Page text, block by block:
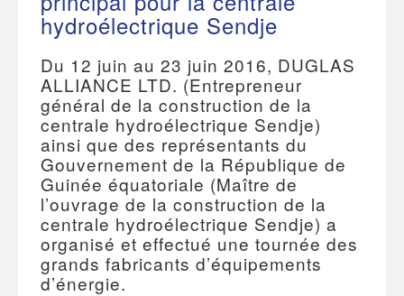
hydroélectrique Sendje
Du 12 juin au 23 juin 2016, DUGLAS
ALLIANCE LTD. (Entrepreneur
général de la construction de la
centrale hydroélectrique Sendje)
ainsi que des représentants du
Gouvernement de la République de
Guinée équatoriale (Maître de
l’ouvrage de la construction de la
centrale hydroélectrique Sendje) a
organisé et effectué une tournée des
grands fabricants d’équipements
d’énergie.